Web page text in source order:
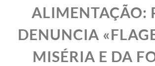
ALIMENTAÇÃO:
DENUNCIA
MISÉRIA E DA